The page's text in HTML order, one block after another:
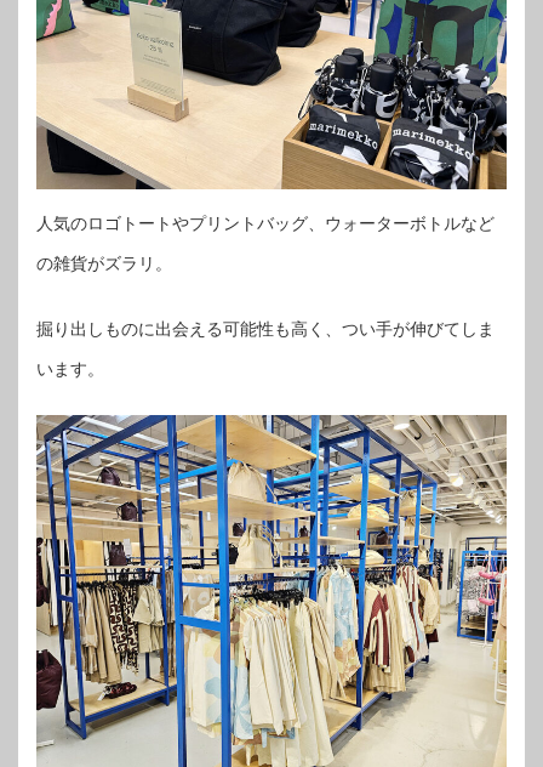
人気のロゴトートやプリントバッグ、ウォーターボトルなど
の雑貨がズラリ。
掘り出しものに出会える可能性も高く、つい手が伸びてしま
います。